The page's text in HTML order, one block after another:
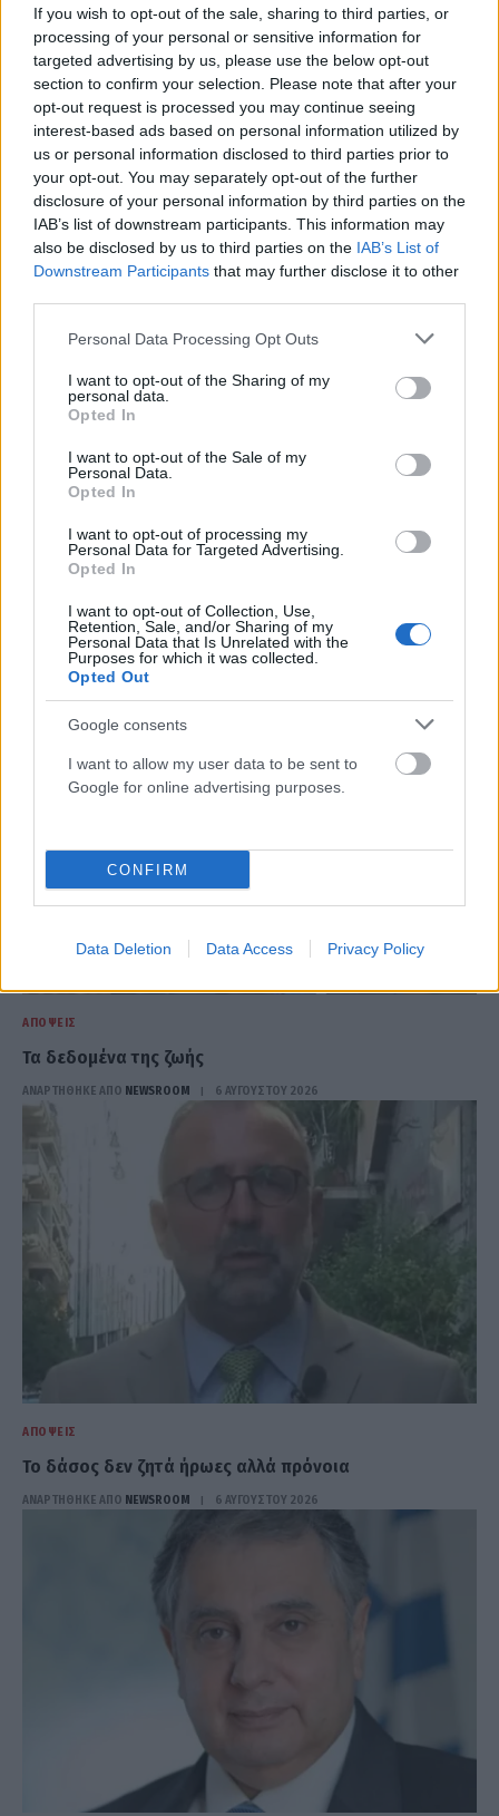
If you wish to opt-out of the sale, sharing to third parties, or
processing of your personal or sensitive information for
targeted advertising by us, please use the below opt-out
section to confirm your selection. Please note that after your
opt-out request is processed you may continue seeing
interest-based ads based on personal information utilized by
us or personal information disclosed to third parties prior to
your opt-out. You may separately opt-out of the further
disclosure of your personal information by third parties on the
IAB’s list of downstream participants. This information may
also be disclosed by us to third parties on the IAB’s List of
Downstream Participants that may further disclose it to other
Please note that this website/app uses one or more Google
not limited to your visit or usage behaviour. You may click to
grant or deny consent to Google and its third-party tags to
use your data for below specified purposes in below Google
consent section.
Personal Data Processing Opt Outs
I want to opt-out of the Sharing of my
personal data.
Opted In
I want to opt-out of the Sale of my
Personal Data.
Opted In
I want to opt-out of processing my
Personal Data for Targeted Advertising.
Opted In
I want to opt-out of Collection, Use,
Retention, Sale, and/or Sharing of my
Personal Data that Is Unrelated with the
Purposes for which it was collected.
Opted Out
Google consents
I want to allow my user data to be sent to
Google for online advertising purposes.
CONFIRM
Data Deletion Data Access Privacy Policy
ΑΠΌΨΕΙΣ
Η ελληνική ελαιοπαραγωγή στην κλιματική κρίση: η
διπλή πρόκληση
ΑΝΑΡΤΗΘΗΚΕ ΑΠΟNEWSROOM 7 ΑΥΓΟΎΣΤΟΥ 2026
Η Βουλή των 52 ανεξαρτήτων: σύμπτωμα παρακμής
του κομματικού συστήματος;
ΑΝΑΡΤΗΘΗΚΕ ΑΠΟNEWSROOM
ΑΠΌΨΕΙΣ
Τα δεδομένα της ζωής
ΑΝΑΡΤΗΘΗΚΕ ΑΠΟ NEWSROOM 6 ΑΥΓΟΎΣΤΟΥ 2026
ΑΠΌΨΕΙΣ
Το δάσος δεν ζητά ήρωες αλλά πρόνοια
ΑΝΑΡΤΗΘΗΚΕ ΑΠΟ NEWSROOM 6 ΑΥΓΟΎΣΤΟΥ 2026